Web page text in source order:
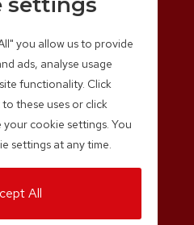
you allow us to provide
ads, analyse usage
functionality. Click
these uses or click
cookie settings. You
settings at any time.
All